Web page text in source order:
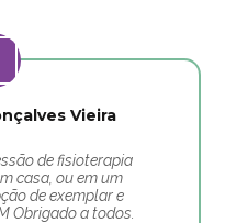
Vieira
de fisioterapia
casa, ou em um
de exemplar e
Obrigado a todos.